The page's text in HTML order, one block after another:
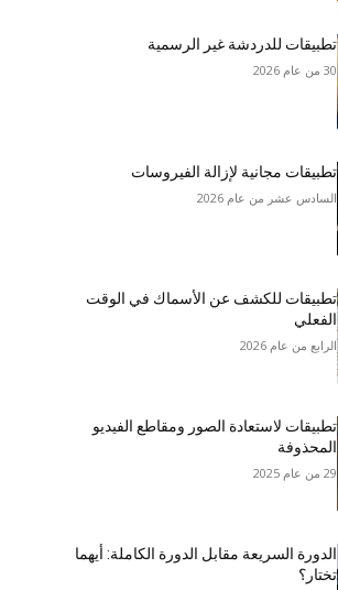
تطبيقات للدردشة غير الرسمية
30 من عام 2026
تطبيقات مجانية لإزالة الفيروسات
السادس عشر من عام 2026
تطبيقات للكشف عن الأسماك في الوقت
الفعلي
الرابع من عام 2026
تطبيقات لاستعادة الصور ومقاطع الفيديو
المحذوفة
29 من عام 2025
الدورة السريعة مقابل الدورة الكاملة: أيهما
تختار؟